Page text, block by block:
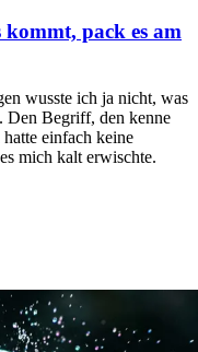
kommt, pack es am
wusste ich ja nicht, was
Den Begriff, den kenne
einfach keine
mich kalt erwischte.